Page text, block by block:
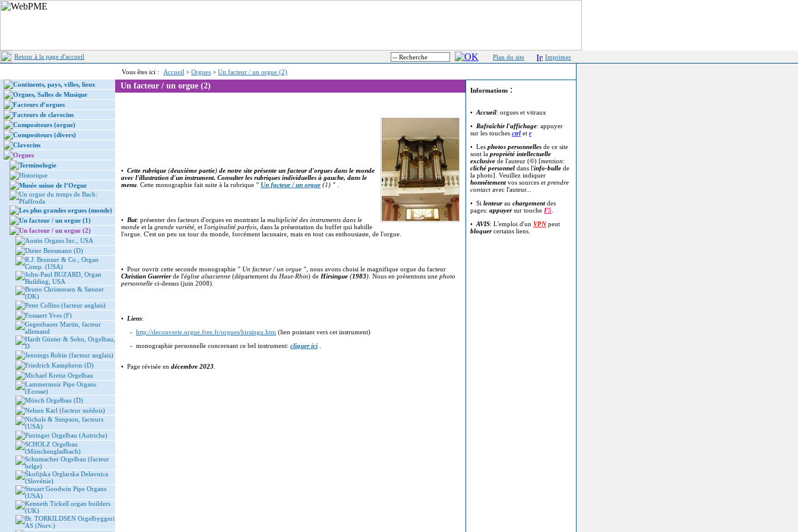
Retour à la page d'accueil Plan du site Imprimer
Vous êtes ici : Accueil > Orgues > Un facteur / un orgue (2)
Continents, pays, villes, lieux
Orgues, Salles de Musique
Facteurs d’orgues
Facteurs de clavecins
Compositeurs (orgue)
Compositeurs (divers)
Clavecins
Orgues
Terminologie
Historique
Musée suisse de l’Orgue
Un orgue du temps de Bach:
Pfaffroda
Les plus grandes orgues (monde)
Un facteur / un orgue (1)
Un facteur / un orgue (2)
Austin Organs Inc., USA
Dieter Bensmann (D)
R.J. Brunner & Co., Organ
Comp. (USA)
John-Paul BUZARD, Organ
Building, USA
Bruno Christensen & Sønner
(DK)
Peter Collins (facteur anglais)
Fossaert Yves (F)
Gegenbauer Martin, facteur
allemand
Hardt Günter & Sohn, Orgelbau,
D
Jennings Robin (facteur anglais)
Friedrich Kampherm (D)
Michael Kreisz Orgelbau
Lammermuir Pipe Organs
(Ecosse)
Mönch Orgelbau (D)
Nelson Karl (facteur suédois)
Nichols & Simpson, facteurs
(USA)
Pieringer Orgelbau (Autriche)
SCHOLZ Orgelbau
(Mönchengladbach)
Schumacher Orgelbau (facteur
belge)
Škofijska Orglarska Delavnica
(Slovénie)
Steuart Goodwin Pipe Organs
(USA)
Kenneth Tickell organ builders
(UK)
Br. TORKILDSEN Orgelbyggeri
AS (Norv.)
Un facteur / un orgue (2)
• Cette rubrique (deuxième partie) de notre site présente un facteur d'orgues dans le monde
avec l'illustration d'un instrument. Consulter les rubriques individuelles à gauche, dans le
menu . Cette monographie fait suite à la rubrique " Un facteur / un orgue (1) "
• But: présenter des facteurs d'orgues en montrant la multiplicité des instruments dans le
monde et la grande variété , et l'originalité parfois , dans la présentation du buffet qui habille
l'orgue. C'est un peu un tour du monde, forcément lacunaire, mais en tout cas enthousiaste, de l'orgue.
• Pour ouvrir cette seconde monographie " Un facteur / un orgue " , nous avons choisi le magnifique orgue du facteur
Christian Guerrierde l'église alsacienne (département du Haut-Rhin) de Hirsingue (1983) . Nous en présentons une photo
personnelle ci-dessus (juin 2008).
• Liens:
- http://decouverte.orgue.free.fr/orgues/hirsingu.htm (lien pointant vers cet instrument)
- monographie personnelle concernant ce bel instrument: cliquer ici
• Page révisée en décembre 2023
Informations :
• Accueil: orgues et vitraux
• Rafraîchir l'affichage: appuyer
sur les touches ctrl et r
• Les photos personnelles de ce site
sont la propriété intellectuelle
exclusive de l'auteur (©) [mention:
cliché personnel dans l'info-bulle de
la photo]. Veuillez indiquer
honnêtementvos sources et prendre
contactavec l'auteur...
• Si lenteurau chargementdes
pages: appuyersur touche F5
• AVIS: L'emploi d'un VPNpeut
bloquercertains liens.